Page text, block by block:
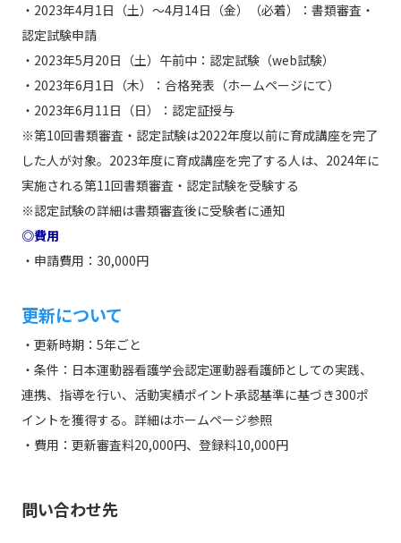
・2023年4月1日（土）～4月14日（金）（必着）：書類審査・
認定試験申請
・2023年5月20日（土）午前中：認定試験（web試験）
・2023年6月1日（木）：合格発表（ホームページにて）
・2023年6月11日（日）：認定証授与
※第10回書類審査・認定試験は2022年度以前に育成講座を完了
した人が対象。2023年度に育成講座を完了する人は、2024年に
実施される第11回書類審査・認定試験を受験する
※認定試験の詳細は書類審査後に受験者に通知
◎費用
・申請費用：30,000円
更新について
・更新時期：5年ごと
・条件：日本運動器看護学会認定運動器看護師としての実践、
連携、指導を行い、活動実績ポイント承認基準に基づき300ポ
イントを獲得する。詳細はホームページ参照
・費用：更新審査料20,000円、登録料10,000円
問い合わせ先